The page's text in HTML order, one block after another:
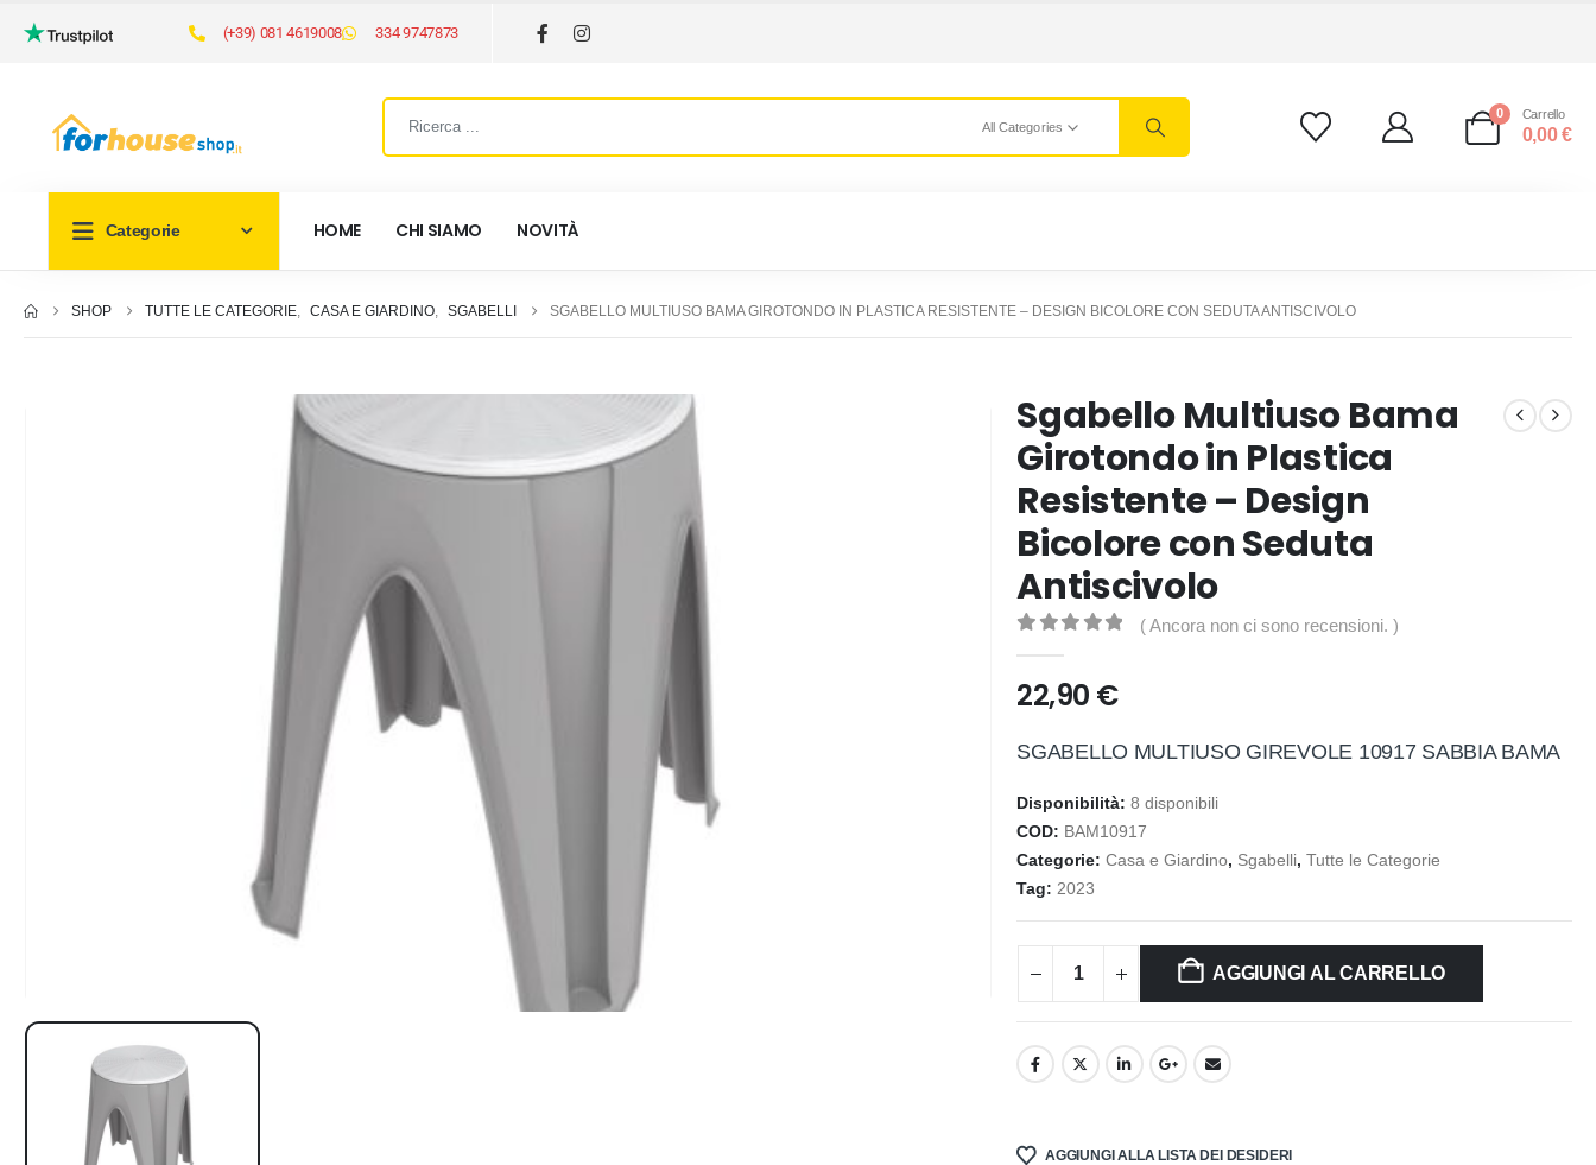
(+39) 081 4619008 334 9747873
All Categories
0 Carrello
0,00€
Categorie HOME CHI SIAMO NOVITÀ
SHOP TUTTE LE CATEGORIE, CASA E GIARDINO, SGABELLI SGABELLO MULTIUSO BAMA GIROTONDO IN PLASTICA RESISTENTE – DESIGN BICOLORE CON SEDUTA ANTISCIVOLO
Sgabello Multiuso Bama
Girotondo in Plastica
Resistente – Design
Bicolore con Seduta
Antiscivolo
( Ancora non ci sono recensioni. )
22,90 €
SGABELLO MULTIUSO GIREVOLE 10917 SABBIA BAMA
Disponibilità:8 disponibili
COD: BAM10917
Categorie:Casa e Giardino, Sgabelli,Tutte le Categorie
Tag: 2023
AGGIUNGI AL CARRELLO
AGGIUNGI ALLA LISTA DEI DESIDERI